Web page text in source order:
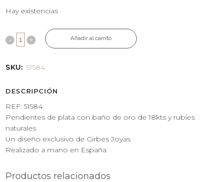
Hay existencias
Añadir al carrito
SKU: 51584
DESCRIPCIÓN
REF: 51584
Pendientes de plata con baño de oro de 18kts y rubíes
naturales
Un diseño exclusivo de Girbes Joyas
Realizado a mano en España
Productos relacionados